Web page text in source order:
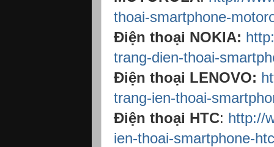
thoai-smartphone-
Điện thoại NOKIA:
trang-dien-thoai-
Điện thoại LENOVO:
trang-ien-thoai-
Điện thoại HTC: http://
ien-thoai-smartphone-